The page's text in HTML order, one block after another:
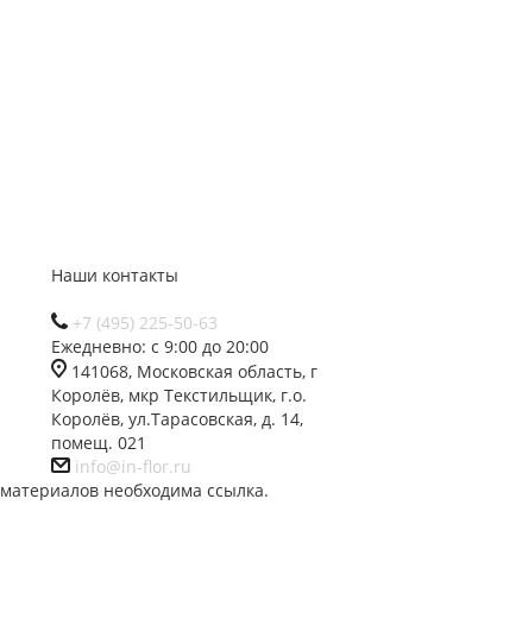
Наши контакты
+7 (495) 225-50-63
Ежедневно: с 9:00 до 20:00
141068, Московская область, г
Королёв, мкр Текстильщик, г.о.
Королёв, ул.Тарасовская, д. 14,
помещ. 021
info@in-flor.ru
необходима ссылка.